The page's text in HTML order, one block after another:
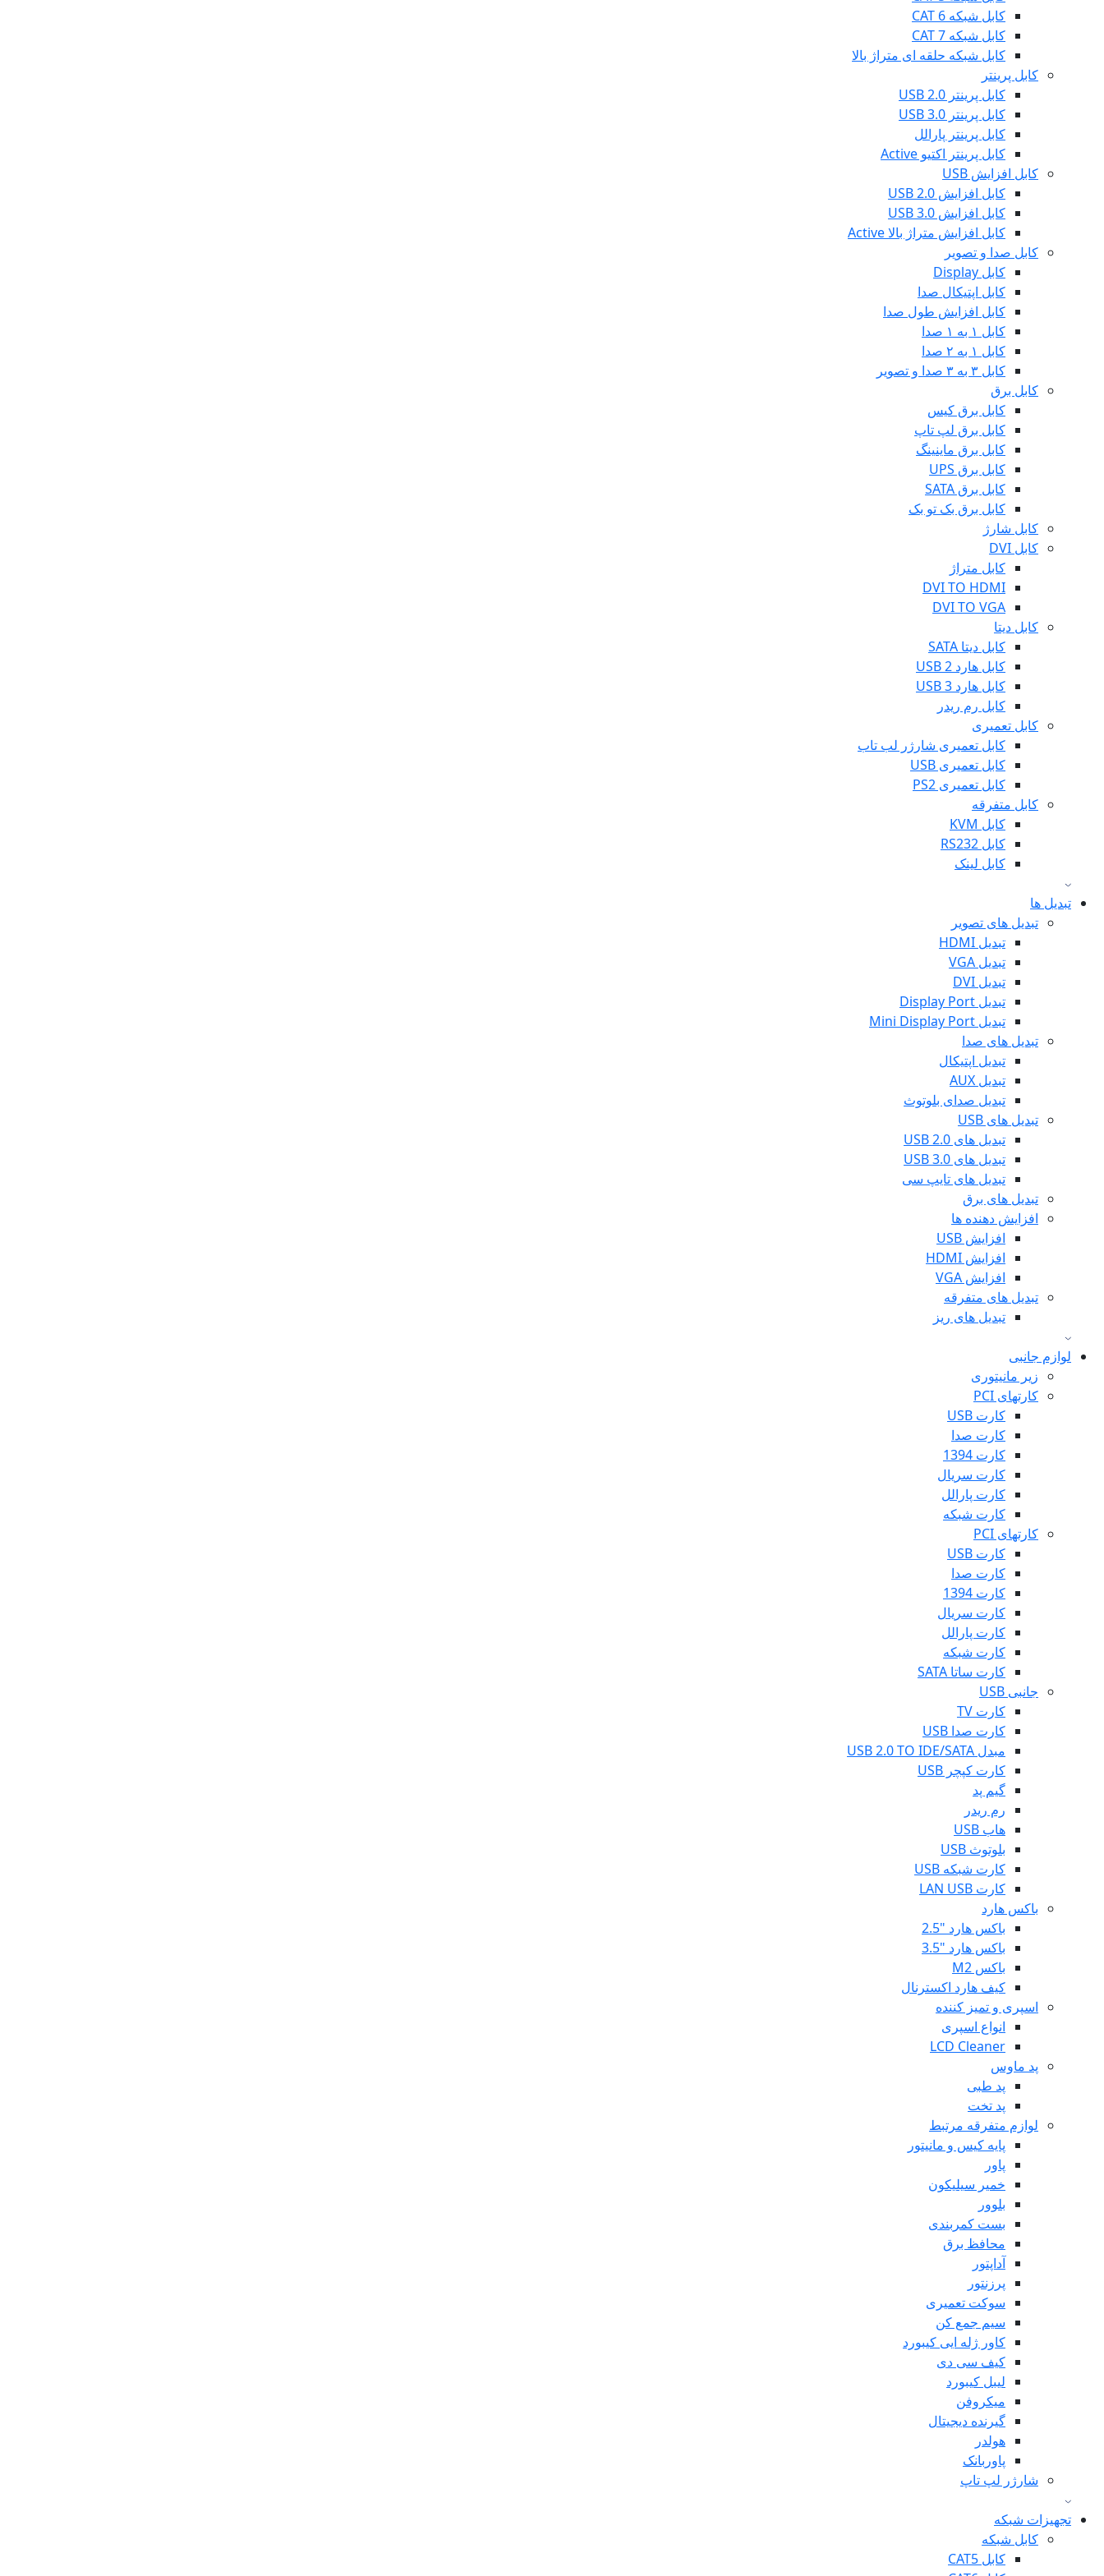
کابل شبکه CAT 6
کابل شبکه CAT 7
کابل شبکه حلقه ای متراژ بالا
کابل پرینتر
کابل پرینتر USB 2.0
کابل پرینتر USB 3.0
کابل پرینتر پارالل
کابل پرینتر اکتیو Active
کابل افزایش USB
کابل افزایش USB 2.0
کابل افزایش USB 3.0
کابل افزایش متراژ بالا Active
کابل صدا و تصویر
کابل Display
کابل اپتیکال صدا
کابل افزایش طول صدا
کابل ۱ به ۱ صدا
کابل ۱ به ۲ صدا
کابل ۳ به ۳ صدا و تصویر
کابل برق
کابل برق کیس
کابل برق لپ تاپ
کابل برق ماینینگ
کابل برق UPS
کابل برق SATA
کابل برق بک تو بک
کابل شارژ
کابل DVI
کابل متراژ
DVI TO HDMI
DVI TO VGA
کابل دیتا
کابل دیتا SATA
کابل هارد USB 2
کابل هارد USB 3
کابل رم ریدر
کابل تعمیری
کابل تعمیری شارژر لب تاب
کابل تعمیری USB
کابل تعمیری PS2
کابل متفرقه
کابل KVM
کابل RS232
کابل لینک
تبدیل ها
تبدیل های تصویر
تبدیل HDMI
تبدیل VGA
تبدیل DVI
تبدیل Display Port
تبدیل Mini Display Port
تبدیل های صدا
تبدیل اپتیکال
تبدیل AUX
تبدیل صدای بلوتوث
تبدیل های USB
تبدیل های USB 2.0
تبدیل های USB 3.0
تبدیل های تایپ سی
تبدیل های برق
افزایش دهنده ها
افزایش USB
افزایش HDMI
افزایش VGA
تبدیل های متفرقه
تبدیل های ریز
لوازم جانبی
زیر مانیتوری
کارتهای PCI
کارت USB
کارت صدا
کارت 1394
کارت سریال
کارت پارالل
کارت شبکه
کارتهای PCI
کارت USB
کارت صدا
کارت 1394
کارت سریال
کارت پارالل
کارت شبکه
کارت ساتا SATA
جانبی USB
کارت TV
کارت صدا USB
مبدل USB 2.0 TO IDE/SATA
کارت کپچر USB
گیم پد
رم ریدر
هاب USB
بلوتوث USB
کارت شبکه USB
کارت LAN USB
باکس هارد
باکس هارد "2.5
باکس هارد "3.5
باکس M2
کیف هارد اکسترنال
اسپری و تمیز کننده
انواع اسپری
LCD Cleaner
پد ماوس
پد طبی
پد تخت
لوازم متفرقه مرتبط
پایه کیس و مانیتور
پاور
خمیر سیلیکون
بلوور
بست کمربندی
محافظ برق
آداپتور
پرزنتور
سوکت تعمیری
سیم جمع کن
کاور ژله ایی کیبورد
کیف سی دی
لیبل کیبورد
میکروفن
گیرنده دیجیتال
هولدر
پاوربانک
شارژر لپ تاپ
تجهیزات شبکه
کابل شبکه
کابل CAT5